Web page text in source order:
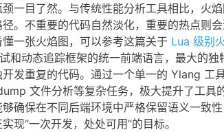
一目了然。与传统性能分析工具相比，火
。不重要的代码自然淡化，重要的热点则
一张火焰图，可以参考这篇关于 Lua 级别
和动态追踪框架的统一前端语言，最大的
发重复的代码。通过一个单一的 Ylang 工
文件分析等复杂任务，极大提升了工具
确保在不同后端环境中严格保留语义一致
现“一次开发，处处可用”的目标。